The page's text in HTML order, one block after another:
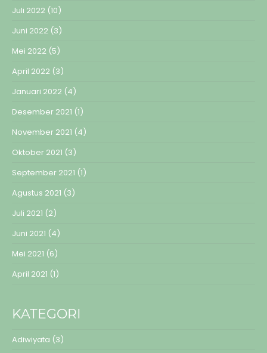
Juli 2022 (10)
Juni 2022 (3)
Mei 2022 (5)
April 2022 (3)
Januari 2022 (4)
Desember 2021 (1)
November 2021 (4)
Oktober 2021 (3)
September 2021 (1)
Agustus 2021 (3)
Juli 2021 (2)
Juni 2021 (4)
Mei 2021 (6)
April 2021 (1)
KATEGORI
Adiwiyata (3)